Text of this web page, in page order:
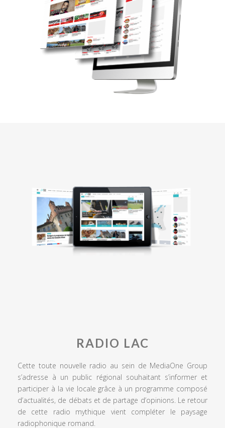
RADIO LAC
Cette toute nouvelle radio au sein de MediaOne Group
s’adresse à un public régional souhaitant s’informer et
participer à la vie locale grâce à un programme composé
d’actualités, de débats et de partage d’opinions. Le retour
de cette radio mythique vient compléter le paysage
radiophonique romand.